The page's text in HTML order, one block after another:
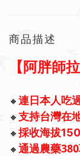
商品描述
【阿胖師
🔸 連日本人吃
🔸 支持台灣在
🔸 採收海拔
🔸 通過農藥